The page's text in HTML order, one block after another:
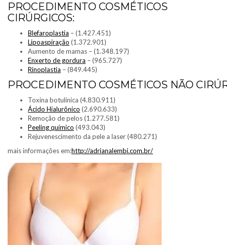
PROCEDIMENTO COSMÉTICOS
CIRÚRGICOS:
Blefaroplastia – (1.427.451)
Lipoaspiração (1.372.901)
Aumento de mamas – (1.348.197)
Enxerto de gordura – (965.727)
Rinoplastia – (849.445)
PROCEDIMENTO COSMÉTICOS NÃO
Toxina botulínica (4.830.911)
Ácido Hialurônico (2.690.633)
Remoção de pelos (1.277.581)
Peeling químico (493.043)
Rejuvenescimento da pele a laser (480.271)
mais informações em:http://adrianalembi.com.br/